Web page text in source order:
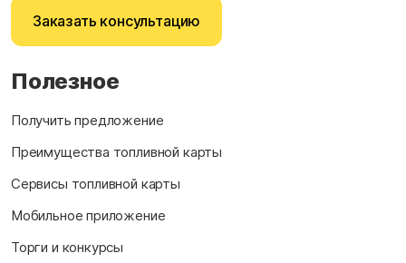
Заказать консультацию
Полезное
Получить предложение
Преимущества топливной карты
Сервисы топливной карты
Мобильное приложение
Торги и конкурсы